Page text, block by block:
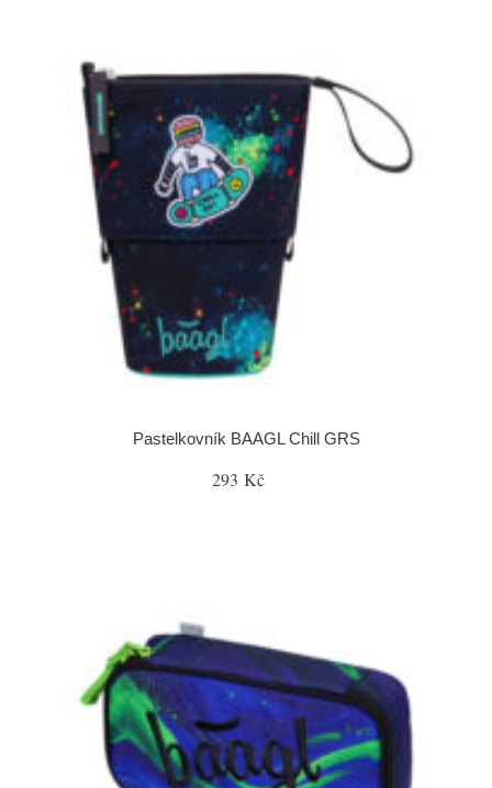
Pastelkovník BAAGL Chill GRS
293 Kč